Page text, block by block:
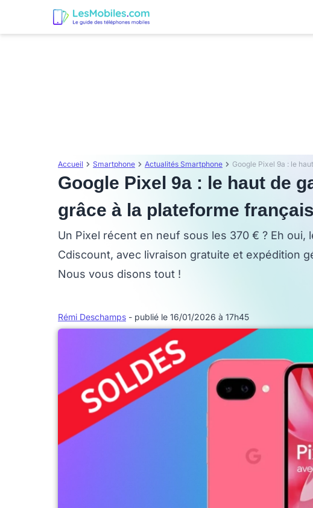
Accueil Smartphone Actualités Smartphone
Google Pixel 9a : le haut de
grâce à la plateforme
Un Pixel récent en neuf sous les 370 € ? Eh oui,
Cdiscount, avec livraison gratuite et expédition
Nous vous disons tout !
Rémi Deschamps - publié le 16/01/2026 à 17h45